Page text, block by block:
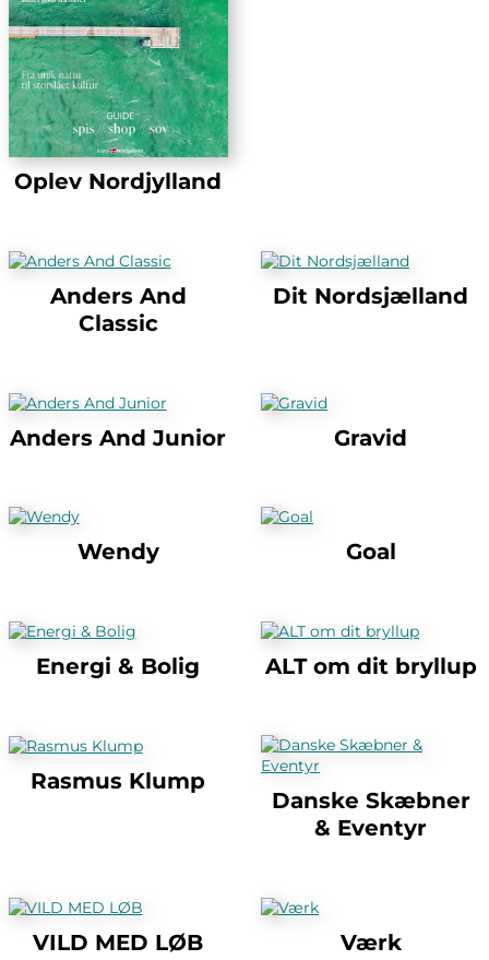
Oplev Nordjylland
Anders And
Classic
Dit Nordsjælland
Anders And Junior Gravid
Wendy Goal
Energi & Bolig ALT om dit bryllup
Rasmus Klump
Danske Skæbner
& Eventyr
VILD MED LØB Værk